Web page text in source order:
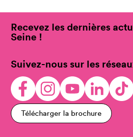
Recevez les dernières
Seine !
Suivez-nous sur les
Télécharger la brochure